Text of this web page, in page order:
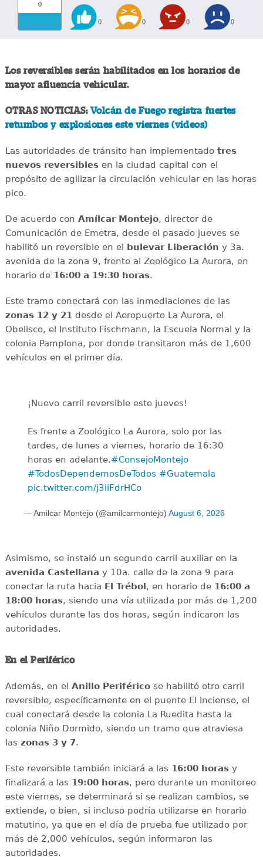
0
0 0 0 0
Los reversibles serán habilitados en los horarios de
mayor afluencia vehicular.
OTRAS NOTICIAS: Volcán de Fuego registra fuertes
retumbos y explosiones este viernes (videos)
Las autoridades de tránsito han implementado tres
nuevos reversiblesen la ciudad capital con el
propósito de agilizar la circulación vehicular en las horas
pico.
De acuerdo con Amílcar Montejo, director de
Comunicación de Emetra, desde el pasado jueves se
habilitó un reversible en el bulevar Liberación y 3a.
avenida de la zona 9, frente al Zoológico La Aurora, en
horario de 16:00 a 19:30 horas.
Este tramo conectará con las inmediaciones de las
zonas 12 y 21 desde el Aeropuerto La Aurora, el
Obelisco, el Instituto Fischmann, la Escuela Normal y la
colonia Pamplona, por donde transitaron más de 1,600
vehículos en el primer día.
¡Nuevo carril reversible este jueves!
Es frente a Zoológico La Aurora, solo por las
tardes, de lunes a viernes, horario de 16:30
horas en adelante.#ConsejoMontejo
#TodosDependemosDeTodos #Guatemala
pic.twitter.com/j3iiFdrHCo
— Amilcar Montejo (@amilcarmontejo) August 6, 2026
Asimismo, se instaló un segundo carril auxiliar en la
avenida Castellana y 10a. calle de la zona 9 para
conectar la ruta hacia El Trébol, en horario de 16:00 a
18:00 horas, siendo una vía utilizada por más de 1,200
vehículos durante las dos horas, según indicaron las
autoridades.
En el Periférico
Además, en el Anillo Periféricose habilitó otro carril
reversible, específicamente en el puente El Incienso, el
cual conectará desde la colonia La Ruedita hasta la
colonia Niño Dormido, siendo un tramo que atraviesa
las zonas 3 y 7.
Este reversible también iniciará a las 16:00 horasy
finalizará a las 19:00 horas, pero durante un monitoreo
este viernes, se determinará si se realizan cambios, se
extiende, o bien, si incluso podría utilizarse en horario
matutino, ya que en el día de prueba fue utilizado por
más de 2,000 vehículos, según informaron las
autoridades.